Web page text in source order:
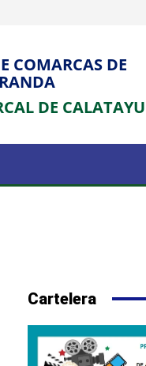
COMARCAS DE
DE
Cartelera